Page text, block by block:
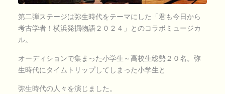
第二弾ステージは弥生時代をテーマにした「君も今日から
考古学者！横浜発掘物語２０２４」とのコラボミュージカ
ル。
オーディションで集まった小学生～高校生総勢２０名。弥
生時代にタイムトリップしてしまった小学生と
弥生時代の人々を演じました。